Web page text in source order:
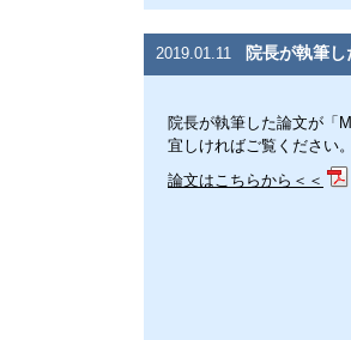
2019.01.11 院長が執筆
院長が執筆した論文が「
宜しければご覧ください。
論文はこちらから＜＜